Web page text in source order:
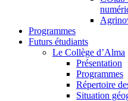
Programmes
Futurs étudiants
Le Collège d’Alma
Présentation
Programmes
Répertoire
Situation